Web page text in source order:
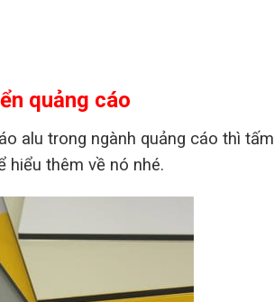
quảng cáo
alu trong ngành quảng cáo thì tấm
hiểu thêm về nó nhé.